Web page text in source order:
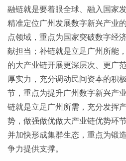
融链就是要着眼全球、融入国家
精准定位广州发展数字新兴产业
点领域，重点为国家突破数字经
献担当；补链就是立足广州所能
的大产业链开展更深层次、更广
厚实力，充分调动民间资本的积
节，重点为提升广州数字新兴产
链就是立足广州所需，充分发挥
势，做强做优做大产业链优势环
并加快形成集群生态，重点为锻
争力提供支撑。